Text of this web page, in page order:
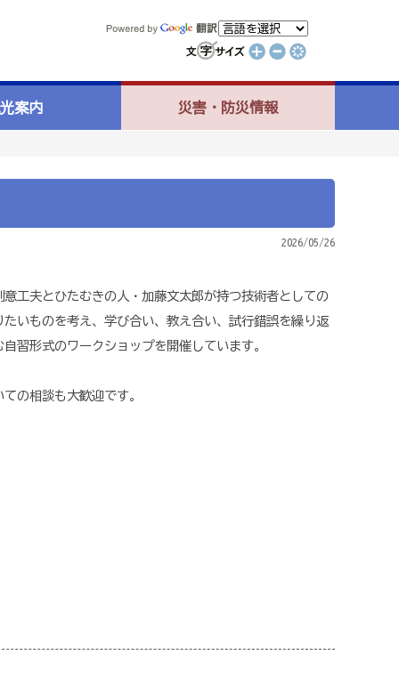
案内 災害・防災情報
2026/05/26
工夫とひたむきの人・加藤文太郎が持つ技術者としての
いものを考え、学び合い、教え合い、試行錯誤を繰り返
習形式のワークショップを開催しています。
の相談も大歓迎です。